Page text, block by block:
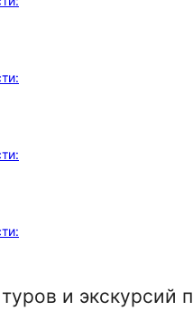
и